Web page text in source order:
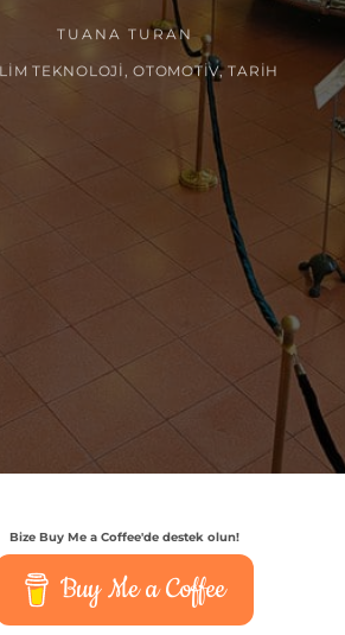
TUANA TURAN
TEKNOLOJI,OTOMOTIV,TARIH
Bize Buy Me a Coffee'de destek olun!
Buy Me a Coffee